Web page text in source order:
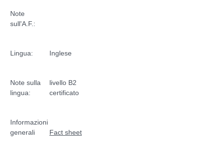
Note
sull'A.F.:
Lingua: Inglese
Note sulla
lingua:
livello B2
certificato
Informazioni
generali
Fact sheet